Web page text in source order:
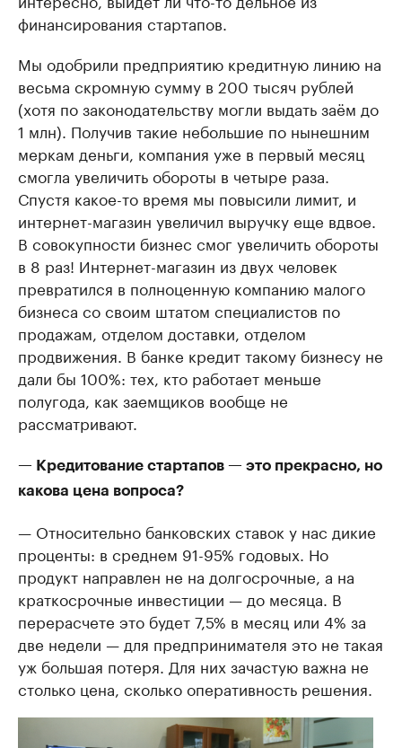
финансирования стартапов.
Мы одобрили предприятию кредитную линию на
весьма скромную сумму в 200 тысяч рублей
(хотя по законодательству могли выдать заём до
1 млн). Получив такие небольшие по нынешним
меркам деньги, компания уже в первый месяц
смогла увеличить обороты в четыре раза.
Спустя какое-то время мы повысили лимит, и
интернет-магазин увеличил выручку еще вдвое.
В совокупности бизнес смог увеличить обороты
в 8 раз! Интернет-магазин из двух человек
превратился в полноценную компанию малого
бизнеса со своим штатом специалистов по
продажам, отделом доставки, отделом
продвижения. В банке кредит такому бизнесу не
дали бы 100%: тех, кто работает меньше
полугода, как заемщиков вообще не
рассматривают.
— Кредитование стартапов — это прекрасно, но
какова цена вопроса?
— Относительно банковских ставок у нас дикие
проценты: в среднем 91-95% годовых. Но
продукт направлен не на долгосрочные, а на
краткосрочные инвестиции — до месяца. В
перерасчете это будет 7,5% в месяц или 4% за
две недели — для предпринимателя это не такая
уж большая потеря. Для них зачастую важна не
столько цена, сколько оперативность решения.